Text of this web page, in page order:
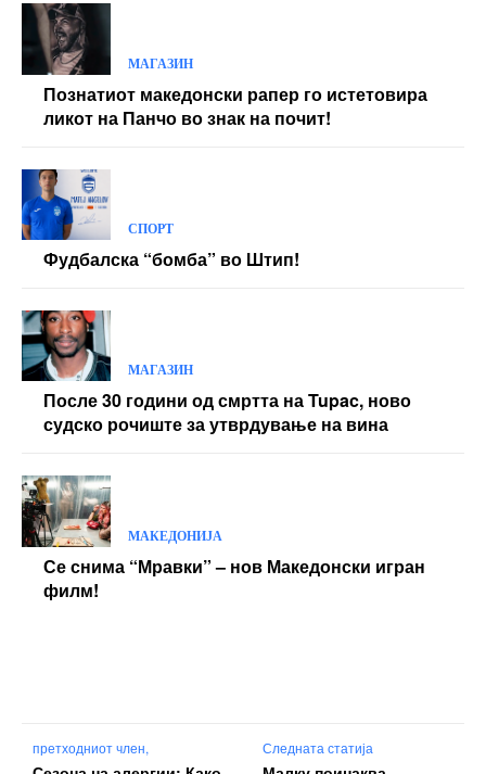
МАГАЗИН
Познатиот македонски рапер го истетовира
ликот на Панчо во знак на почит!
СПОРТ
Фудбалска “бомба” во Штип!
МАГАЗИН
После 30 години од смртта на Tupac, ново
судско рочиште за утврдување на вина
МАКЕДОНИЈА
Се снима “Мравки” – нов Македонски игран
филм!
претходниот член, Следната статија